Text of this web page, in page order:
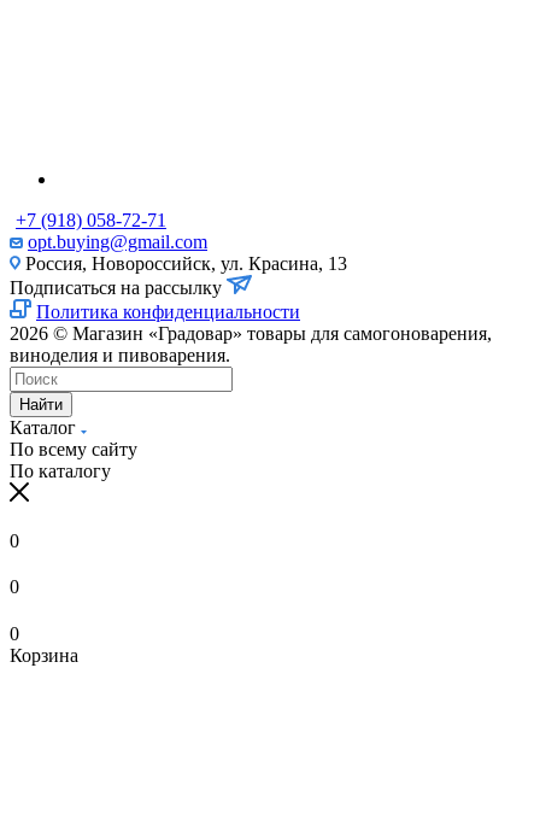
+7 (918) 058-72-71
opt.buying@gmail.com
Россия, Новороссийск, ул. Красина, 13
Подписаться на рассылку
Политика конфиденциальности
2026 © Магазин «Градовар» товары для самогоноварения,
виноделия и пивоварения.
Найти
Каталог
По всему сайту
По каталогу
0
0
0
Корзина